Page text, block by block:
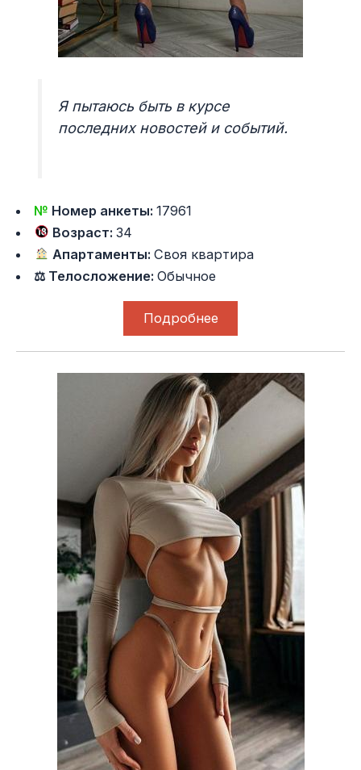
Я пытаюсь быть в курсе
последних новостей и событий.
№ Номер анкеты:17961
Возраст:34
Апартаменты:Своя квартира
⚖ Телосложение:Обычное
Подробнее